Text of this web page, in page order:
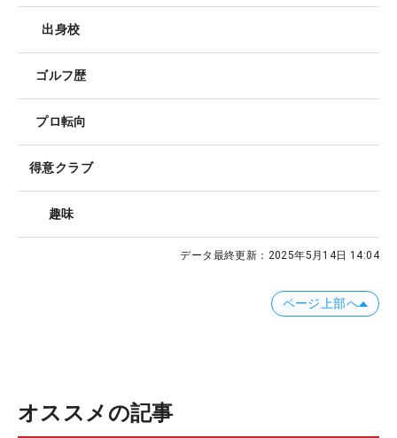
出身校
ゴルフ歴
プロ転向
得意クラブ
趣味
データ最終更新： 2025年5月14日 14:04
ページ上部へ
オススメの記事